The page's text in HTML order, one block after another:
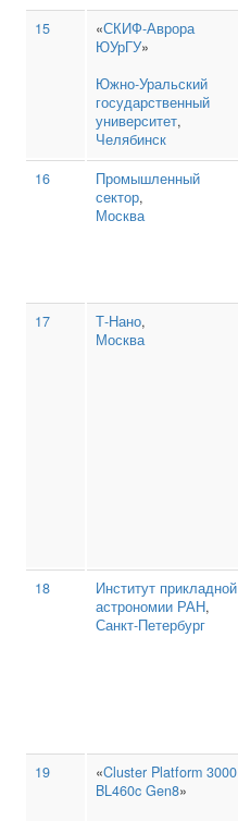
15 «СКИФ-Аврора
ЮУрГУ»
Южно‑Уральский
государственный
университет,
Челябинск
16
Промышленный
сектор,
Москва
17
Т‑Нано,
Москва
18
Институт прикладной
астрономии РАН,
Санкт-Петербург
19
«Cluster Platform 3000
BL460c Gen8»